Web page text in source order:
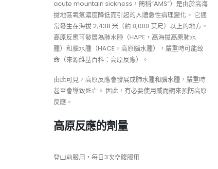
acute mountain sickness，簡稱“AMS”）是由於高海
拔地區氧氣濃度降低而引起的人體急性病理變化。 它通
常發生在海拔 2,438 米（約 8,000 英尺）以上的地方。
高原反應可發展為肺水腫（HAPE，高海拔高原肺水
腫）和腦水腫（HACE，高原腦水腫），嚴重時可能致
命（來源維基百科：高原反應）。
由此可見，高原反應會發展成肺水腫和腦水腫，嚴重時
甚至會導致死亡。 因此，有必要使用威而鋼來預防高原
反應。
高原反應的劑量
登山前服用，每日3次空腹服用